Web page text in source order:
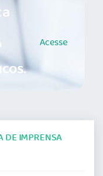
Acesse
DE IMPRENSA